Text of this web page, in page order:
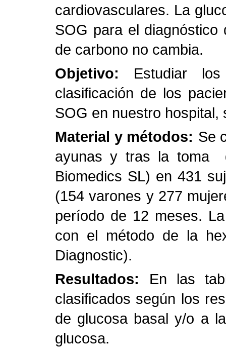
cardiovasculares. La
SOG para el
de carbono no cambia.
Objetivo:
Estudiar
clasificación de los
SOG en nuestro hospital,
Material y métodos: Se
ayunas y tras la toma
Biomedics SL) en 431
(154 varones y 277
período de 12 meses.
con el método de la
Diagnostic).
Resultados:
En las
clasificados según los
de glucosa basal y/o a
glucosa.